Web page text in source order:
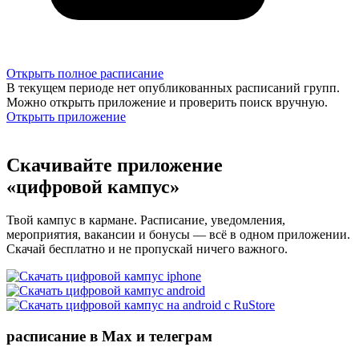
Открыть полное расписание
В текущем периоде нет опубликованных расписаний групп.
Можно открыть приложение и проверить поиск вручную.
Открыть приложение
Скачивайте приложение
«цифровой кампус»
Твой кампус в кармане. Расписание, уведомления,
мероприятия, вакансии и бонусы — всё в одном приложении.
Скачай бесплатно и не пропускай ничего важного.
расписание в Max и телеграм